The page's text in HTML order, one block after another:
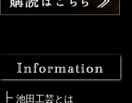
池田工芸とは